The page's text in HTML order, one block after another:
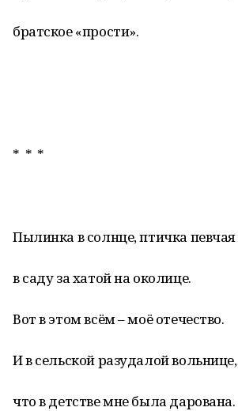
братское «прости».
* * *
Пылинка в солнце, птичка певчая
в саду за хатой на околице.
Вот в этом всём – моё отечество.
И в сельской разудалой вольнице,
что в детстве мне была дарована.